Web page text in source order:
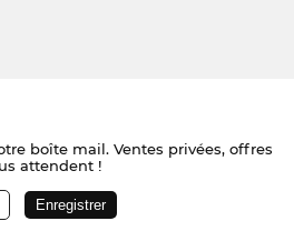
boîte mail. Ventes privées, offres
attendent !